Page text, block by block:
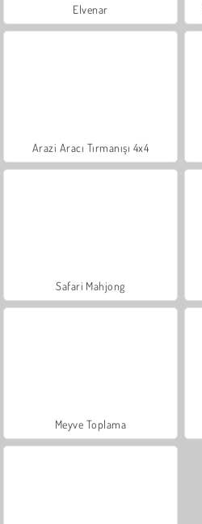
Elvenar
Arazi Aracı Tırmanışı 4x4
Safari Mahjong
Meyve Toplama